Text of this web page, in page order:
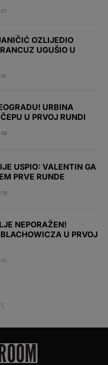
OZLIJEDIO
UGUŠIO U
URBINA
U PRVOJ RUNDI
USPIO: VALENTIN GA
PRVE RUNDE
NEPORAŽEN!
U PRVOJ